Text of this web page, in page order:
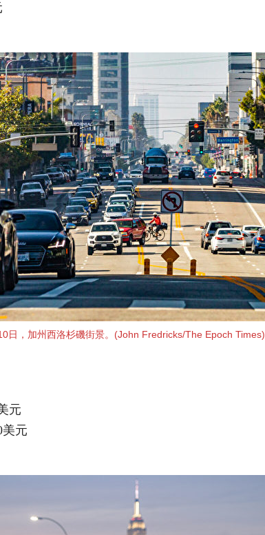
日，加州西洛杉磯街景。(John Fredricks/The Epoch Times)
元
美元